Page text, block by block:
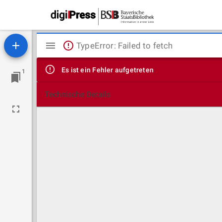
1
Mirador
Viewer
TypeError: Failed to fetch
Es ist ein Fehler aufgetreten
Technische Details